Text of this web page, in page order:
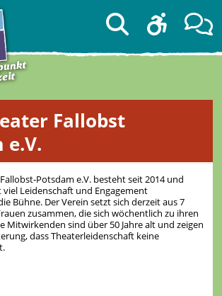
Fallobst
e.V.
Potsdam e.V. besteht seit 2014 und
Leidenschaft und Engagement
Bühne. Der Verein setzt sich derzeit aus 7
zusammen, die sich wöchentlich zu ihren
Mitwirkenden sind über 50 Jahre alt und zeigen
dass Theaterleidenschaft keine